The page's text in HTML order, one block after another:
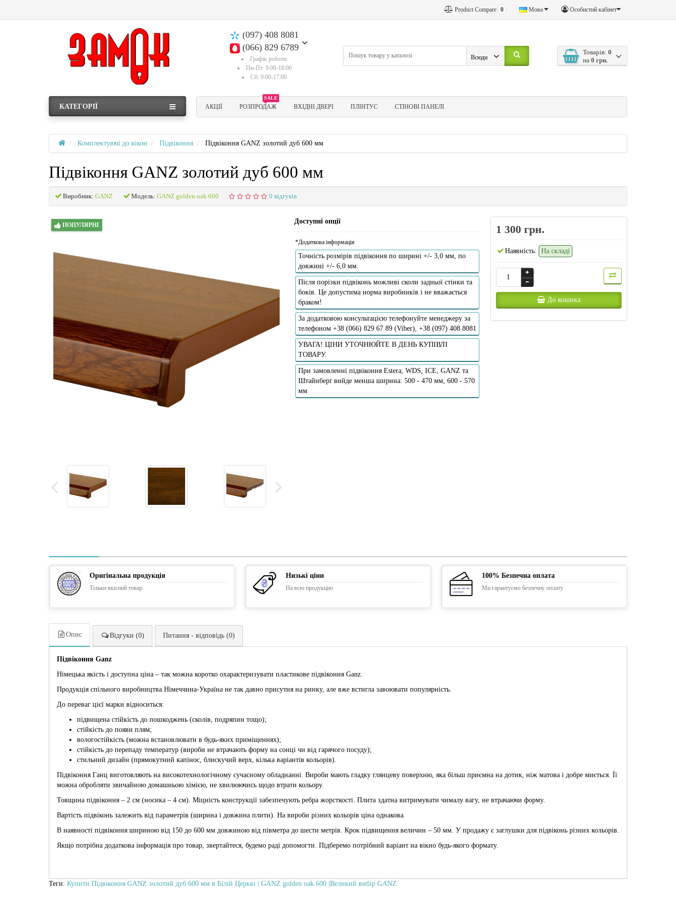
Особистий кабінет
Мова
Product Compare 0
(097) 408 8081
(066) 829 6789
Графік роботи:
Пн-Пт: 9:00-18:00
Сб: 9:00-17:00
Товарів: 0
на 0 грн.
Всюди
КАТЕГОРІЇ АКЦІЇ
SALE
РОЗПРОДАЖ ВХІДНІ ДВЕРІ ПЛІНТУС СТІНОВІ ПАНЕЛІ
Комплектуючі до вікон Підвіконня Підвіконня GANZ золотий дуб 600 мм
Підвіконня GANZ золотий дуб 600 мм
Виробник: GANZ Модель: GANZ golden oak 600 0 відгуків
ПОПУЛЯРНІ Доступні опції
*Додаткова інформація
Точність розмірів підвіконня по ширині +/- 3,0 мм, по
довжині +/- 6,0 мм.
Після порізки підвіконь можливі сколи задньої стінки та
боків. Це допустима норма виробників і не вважається
браком!
За додатковою консультацією телефонуйте менеджеру за
телефоном +38 (066) 829 67 89 (Viber), +38 (097) 408 8081
УВАГА! ЦІНИ УТОЧНЮЙТЕ В ДЕНЬ КУПІВЛІ
ТОВАРУ.
При замовленні підвіконня Estera, WDS, ICE, GANZ та
Штайнберґ вийде менша ширина: 500 - 470 мм, 600 - 570
мм
1 300 грн.
Наявність: На складі
До кошика
Оригінальна продукція
Тільки якісний товар
Низькі ціни
На всю продукцію
100% Безпечна оплата
Ми гарантуємо безпечну оплату
Опис Відгуки (0) Питання - відповідь (0)
Підвіконня Ganz
Німецька якість і доступна ціна – так можна коротко охарактеризувати пластикове підвіконня Ganz.
Продукція спільного виробництва Німеччина-Україна не так давно присутня на ринку, але вже встигла завоювати популярність.
До переваг цієї марки відноситься:
підвищена стійкість до пошкоджень (сколів, подряпин тощо);
стійкість до появи плям;
вологостійкість (можна встановлювати в будь-яких приміщеннях);
стійкість до перепаду температур (вироби не втрачають форму на сонці чи від гарячого посуду);
стильний дизайн (прямокутний капінос, блискучий верх, кілька варіантів кольорів).
Підвіконня Ганц виготовляють на високотехнологічному сучасному обладнанні. Вироби мають гладку глянцеву поверхню, яка більш приємна на дотик, ніж матова і добре миється. Її
можна обробляти звичайною домашньою хімією, не хвилюючись щодо втрати кольору.
Товщина підвіконня – 2 см (носика – 4 см). Міцність конструкції забезпечують ребра жорсткості. Плита здатна витримувати чималу вагу, не втрачаючи форму.
Вартість підвіконь залежить від параметрів (ширина і довжина плити). На вироби різних кольорів ціна однакова.
В наявності підвіконня шириною від 150 до 600 мм довжиною від півметра до шести метрів. Крок підвищення величин – 50 мм. У продажу є заглушки для підвіконь різних кольорів.
Якщо потрібна додаткова інформація про товар, звертайтеся, будемо раді допомогти. Підберемо потрібний варіант на вікно будь-якого формату.
Теги: Купити Підвіконня GANZ золотий дуб 600 мм в Білій Церкві | GANZ golden oak 600 |Великий вибір GANZ